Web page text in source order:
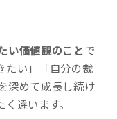
い価値観のことで
たい」「自分の裁
深めて成長し続け
違います。